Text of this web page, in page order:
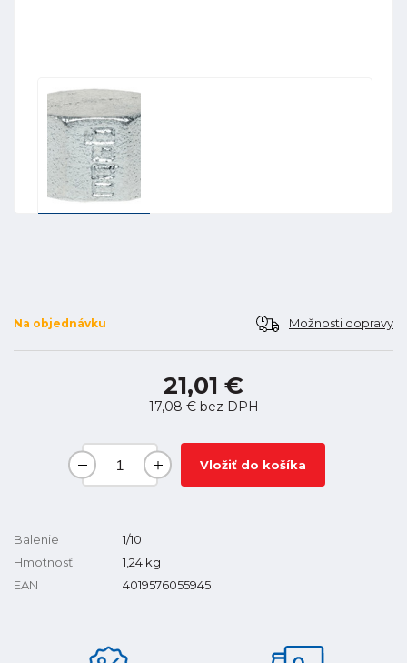
Na objednávku Možnosti dopravy
21,01 €
17,08 €bez DPH
Vložiť do košíka
Balenie
1/10
Hmotnosť
1,24 kg
EAN
4019576055945